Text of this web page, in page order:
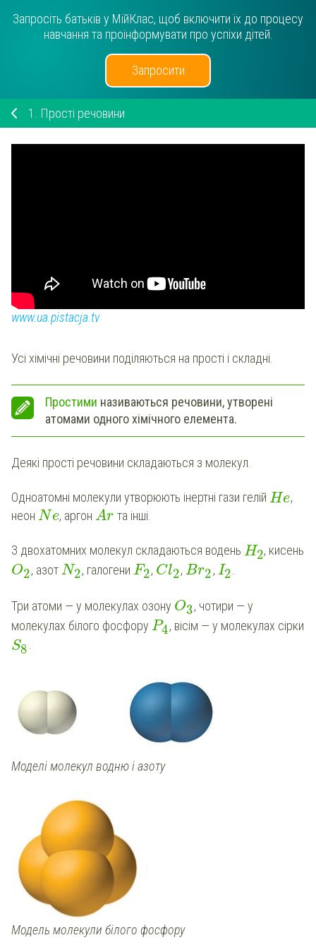
Запросіть батьків у МійКлас, щоб включити їх до процесу
навчання та проінформувати про успіхи дітей.
Запросити
1. Прості речовини
www.ua.pistacja.tv
Усі хімічні речовини поділяються на прості і складні.
Простими називаються речовини, утворені
атомами одного хімічного елемента.
Деякі прості речовини складаються з молекул.
Одноатомні молекули утворюють інертні гази гелій He,
неон Ne, аргон Ar та інші.
З двохатомних молекул складаються водень H2, кисень
O2, азотN2, галогени F2, Cl2, Br2, I2
Три атоми — у молекулах озону O3, чотири — у
молекулах білого фосфору P4, вісім — у молекулах сірки
S8.
Моделі молекул водню і азоту
Модель молекули білого фосфору